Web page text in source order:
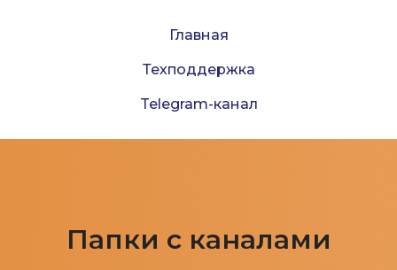
Главная
Техподдержка
Telegram-канал
Папки с каналами